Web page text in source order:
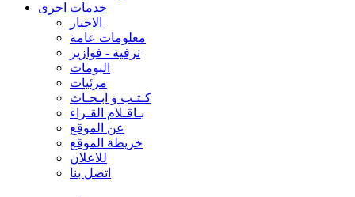
خدمات اخرى
الاخبار
معلومات عامة
ترفية - فوازير
البومات
مرئيات
كـتـب و ابـحـاث
بـاقـلام القـراء
عن الموقع
خريطة الموقع
للاعلان
اتصل بنا